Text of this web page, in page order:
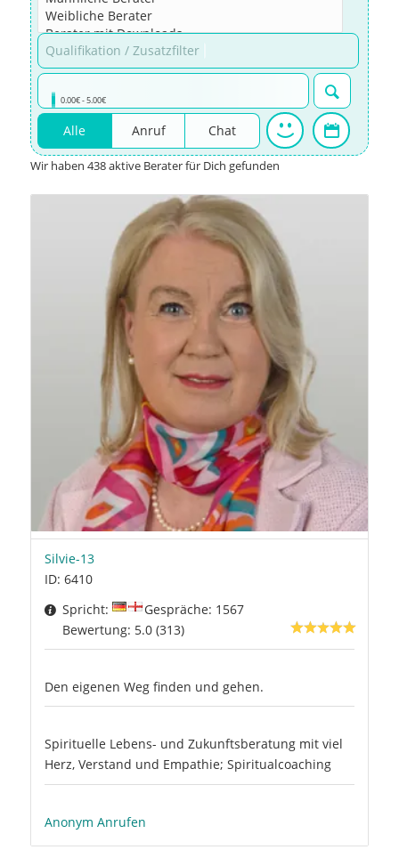
Qualifikation / Zusatzfilter
0.00€ - 5.00€
Alle Anruf Chat
Wir haben 438 aktive Berater für Dich gefunden
Silvie-13
ID: 6410
Spricht:
Gespräche: 1567
Bewertung: 5.0 (313)
Den eigenen Weg finden und gehen.
Spirituelle Lebens- und Zukunftsberatung mit viel
Herz, Verstand und Empathie; Spiritualcoaching
Anonym Anrufen